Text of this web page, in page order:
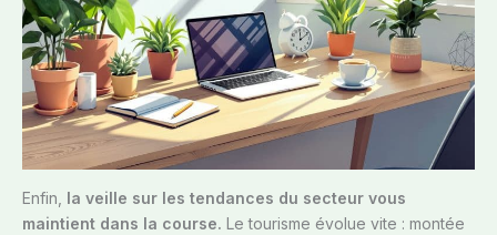
Enfin, la veille sur les tendances du secteur vous
maintient dans la course. Le tourisme évolue vite : montée